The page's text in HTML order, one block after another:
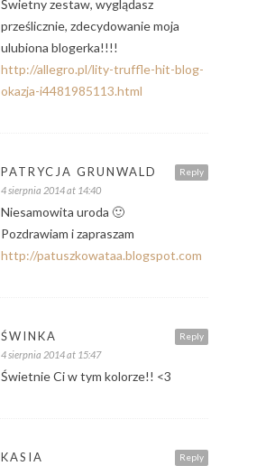
Świetny zestaw, wyglądasz
prześlicznie, zdecydowanie moja
ulubiona blogerka!!!!
http://allegro.pl/lity-truffle-hit-blog-
okazja-i4481985113.html
Reply
PATRYCJA GRUNWALD
4 sierpnia 2014 at 14:40
Niesamowita uroda 🙂
Pozdrawiam i zapraszam
http://patuszkowataa.blogspot.com
Reply
ŚWINKA
4 sierpnia 2014 at 15:47
Świetnie Ci w tym kolorze!! <3
Reply
KASIA